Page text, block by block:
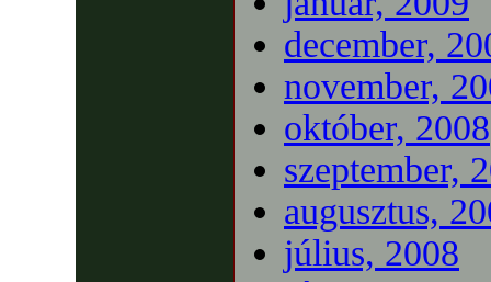
december,
november,
október, 2008
szeptember,
augusztus,
július, 2008